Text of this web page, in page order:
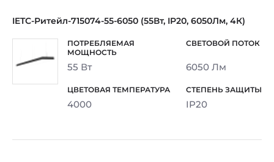
IETC-Ритейл-715074-55-6050 (55Вт, IP20, 6050Лм, 4К)
55 Вт 6050 Лм
4000 IP20